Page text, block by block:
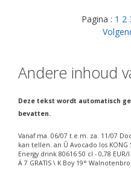
Pagina : 1 2
Andere inhoud
Deze tekst wordt automatisch
bevatten.
Vanaf ma. 06/07 t.e.m. za. 11/07
kan tellen. an Û Avocado los KONG
Energy drink 80616 50 cl - 0,78
Ä 7 GRATIS \ K Boy 19°